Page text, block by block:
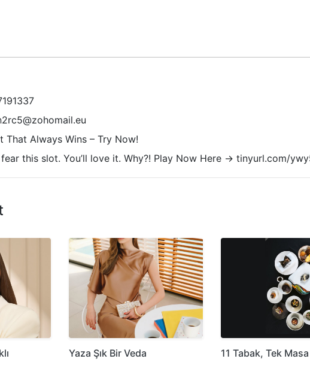
That Always Wins – Try Now!
this slot. You’ll love it. Why?! Play Now Here -> tinyurl.com/
Yaza Şık Bir Veda 11 Tabak, Tek Masa